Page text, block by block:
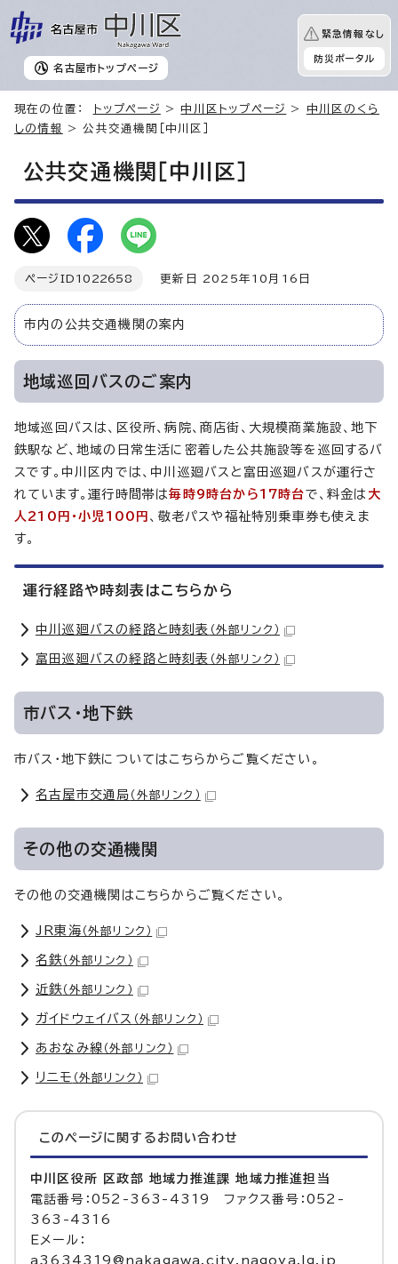
名古屋市 トップページ
緊急情報なし
防災ポータル
現在の位置： トップページ > 中川区トップページ > 中川区のくら
しの情報
> 公共交通機関［中川区］
公共交通機関［中川区］
ページID 1022658 更新日 2025年10月16日
市内の公共交通機関の案内
地域巡回バスのご案内
地域巡回バスは、区役所、病院、商店街、大規模商業施設、地下
鉄駅など、地域の日常生活に密着した公共施設等を巡回するバ
スです。中川区内では、中川巡廻バスと富田巡廻バスが運行さ
れています。運行時間帯は毎時9時台から17時台で、料金は 大
人210円・小児100円 、敬老パスや福祉特別乗車券も使えま
す。
運行経路や時刻表はこちらから
中川巡廻バスの経路と時刻表 （外部リンク）
富田巡廻バスの経路と時刻表 （外部リンク）
市バス・地下鉄
市バス・地下鉄についてはこちらからご覧ください。
名古屋市交通局 （外部リンク）
その他の交通機関
その他の交通機関はこちらからご覧ください。
JR東海 （外部リンク）
名鉄（外部リンク）
近鉄（外部リンク）
ガイドウェイバス （外部リンク）
あおなみ線 （外部リンク）
リニモ （外部リンク）
このページに関する お問い合わせ
中川区役所 区政部 地域力推進課 地域力推進担当
電話番号：052-363-4319 ファクス番号：052-
363-4316
Eメール：
a3634319@nakagawa.city.nagoya.lg.jp